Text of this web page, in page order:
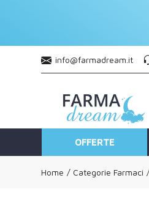
info@farmadream.it
OFFERTE
Home Categorie Farmaci